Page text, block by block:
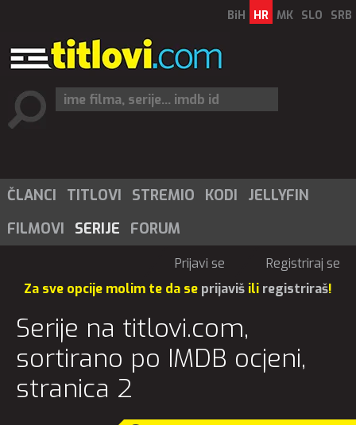
BiH HR MK SLO SRB
ČLANCI TITLOVI STREMIO KODI
JELLYFIN
FILMOVI
SERIJE FORUM
Prijavi se
Registriraj se
Za sve opcije molim te da se prijaviš ili registriraš!
Serije na titlovi.com,
sortirano po IMDB ocjeni,
stranica 2